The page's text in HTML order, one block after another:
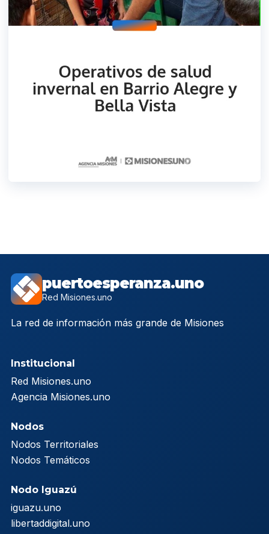
puertoesperanza.uno
Red Misiones.uno
La red de información más grande de Misiones
Institucional
Red Misiones.uno
Agencia Misiones.uno
Nodos
Nodos Territoriales
Nodos Temáticos
Nodo Iguazú
iguazu.uno
libertaddigital.uno